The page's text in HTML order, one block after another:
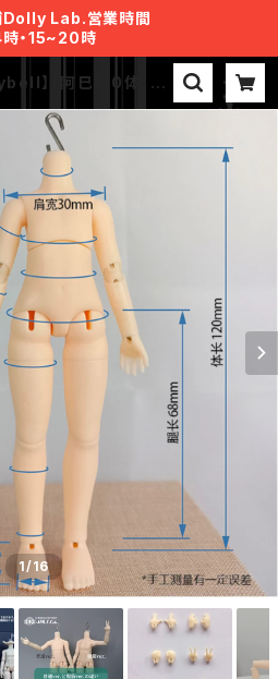
Dolly Lab.営業時間
・15~20時
】【阿巳2.0体・普
1/12 BJD 球体関
ディ | MR.S Lab.
1/16